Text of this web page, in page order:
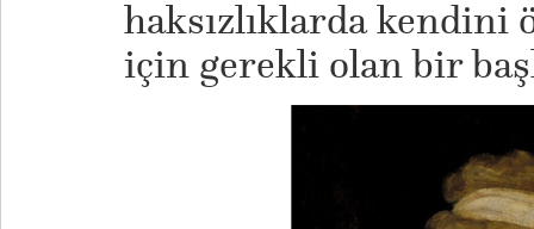
haksızlıklarda kendini
için gerekli olan bir